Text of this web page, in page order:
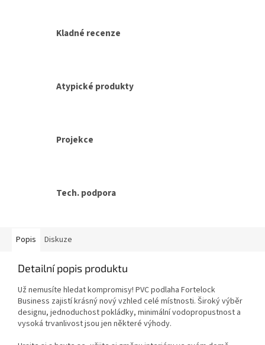
Kladné recenze
Atypické produkty
Projekce
Tech. podpora
Popis Diskuze
Detailní popis produktu
Už nemusíte hledat kompromisy! PVC podlaha Fortelock
Business zajistí krásný nový vzhled celé místnosti. Široký výběr
designu, jednoduchost pokládky, minimální vodopropustnost a
vysoká trvanlivost jsou jen některé výhody.